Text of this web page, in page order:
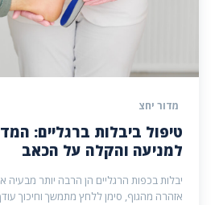
מדור יחצ
טיפול ביבלות ברגליים:
למניעה והקלה על הכאב
יבלות בכפות הרגליים הן הרבה יותר מבעיה
אזהרה מהגוף, סימן ללחץ מתמשך וחיכוך